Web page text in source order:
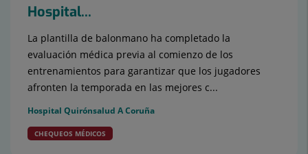
Hospital...
La plantilla de balonmano ha completado la
evaluación médica previa al comienzo de los
entrenamientos para garantizar que los jugadores
afronten la temporada en las mejores c...
Hospital Quirónsalud A Coruña
CHEQUEOS MÉDICOS